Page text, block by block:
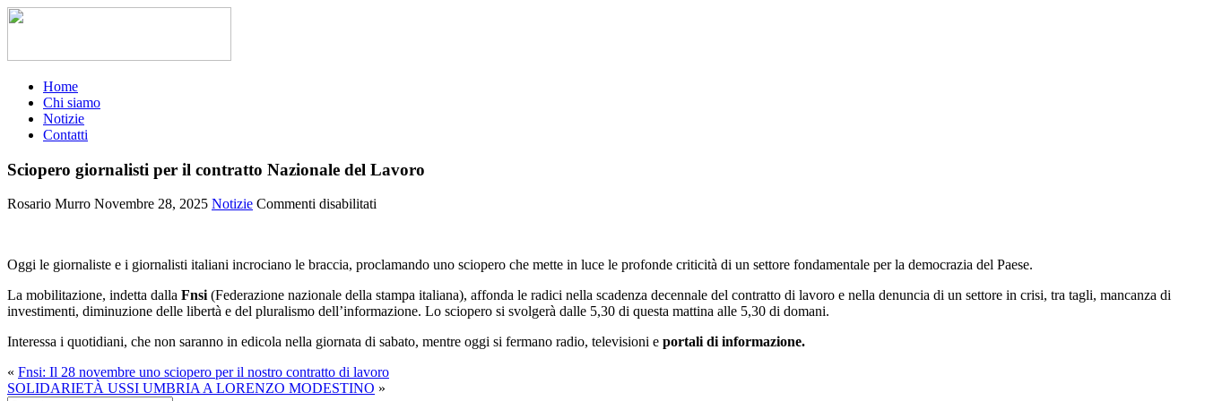
Home
Chi siamo
Notizie
Contatti
Sciopero giornalisti per il contratto Nazionale del Lavoro
Rosario Murro Novembre 28, 2025 Notizie Commenti disabilitati
il
Nazionale
del
Oggi le giornaliste e i giornalisti italiani incrociano le braccia, proclamando uno sciopero che mette in luce le profonde criticità di un settore fondamentale per la democrazia del Paese.
La mobilitazione, indetta dalla Fnsi(Federazione nazionale della stampa italiana), affonda le radici nella scadenza decennale del contratto di lavoro e nella denuncia di un settore in crisi, tra tagli, mancanza di
investimenti, diminuzione delle libertà e del pluralismo dell’informazione. Lo sciopero si svolgerà dalle 5,30 di questa mattina alle 5,30 di domani.
Interessa i quotidiani, che non saranno in edicola nella giornata di sabato, mentre oggi si fermano radio, televisioni e portali di informazione.
« Fnsi: Il 28 novembre uno sciopero per il nostro contratto di lavoro
SOLIDARIETÀ USSI UMBRIA A LORENZO MODESTINO »